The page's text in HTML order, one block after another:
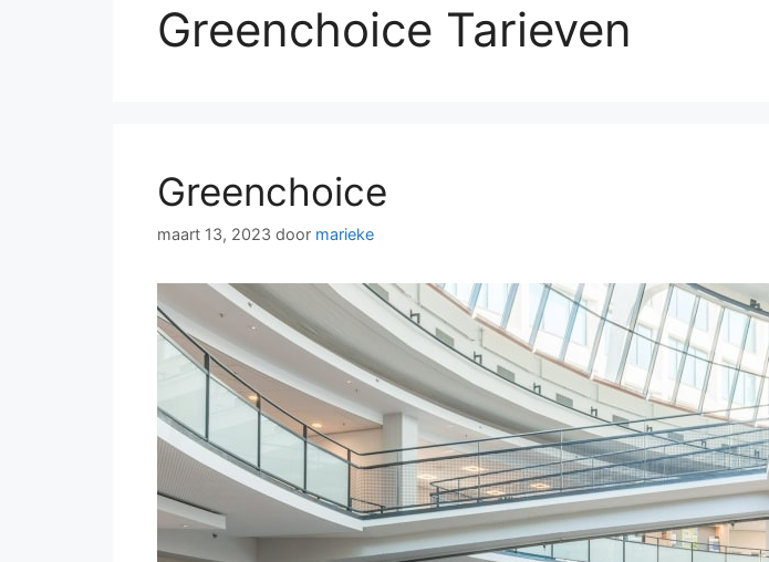
Greenchoice Tarieven
Greenchoice
maart 13, 2023 door marieke